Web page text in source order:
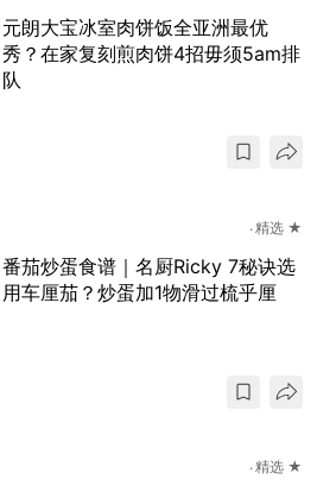
元朗大宝冰室肉饼饭全亚洲最优
秀？在家复刻煎肉饼4招毋须5am排
队
精选 ★
番茄炒蛋食谱｜名厨Ricky 7秘诀选
用车厘茄？炒蛋加1物滑过梳乎厘
精选 ★